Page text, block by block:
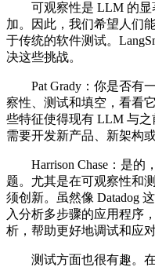
可观察性是 LLM 的显
加。因此，我们希望人们
于传统的软件测试。
决这些挑战。
Pat Grady：你是否有一
察性、测试和填空，看看
些特征使得现有 LLM 与
需要开发新产品、新架构
Harrison Chase：是的
题。尤其是在可观察性和
须创新。虽然像 Datadog
入分析多步骤的应用程序
析，帮助更好地调试和应
测试方面也很有趣。在